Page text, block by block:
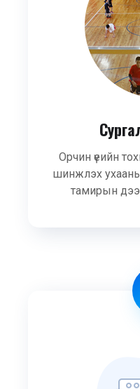
Орчин үеийн
шинжлэх
тамирын